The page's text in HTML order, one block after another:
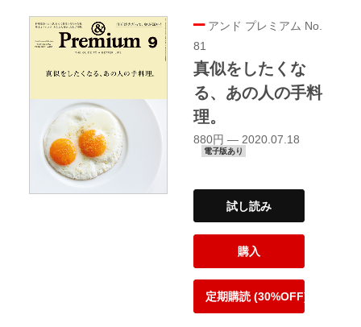
アンド プレミアム No.
81
真似をしたくな
る、あの人の手料
理。
880円 — 2020.07.18
電子版あり
試し読み
購入
定期購読 (30%OFF)